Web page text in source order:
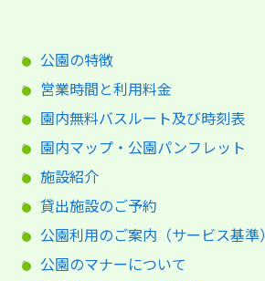
公園の特徴
営業時間と利用料金
園内無料バスルート及び時刻表
園内マップ・公園パンフレット
施設紹介
貸出施設のご予約
公園利用のご案内（サービス基準）
公園のマナーについて